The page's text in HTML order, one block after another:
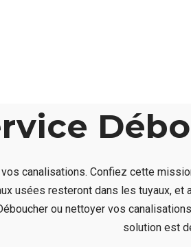
canalisations. Confiez cette
usées resteront dans les tuyaux,
ou nettoyer vos
solution est